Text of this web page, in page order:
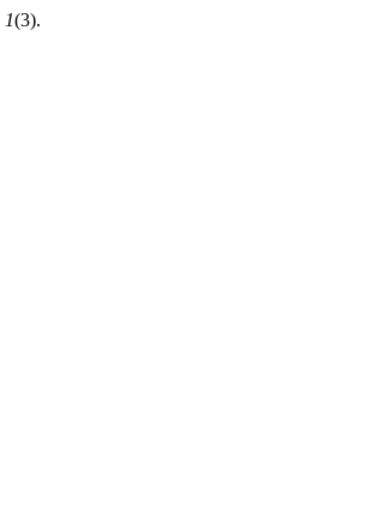
1(3).